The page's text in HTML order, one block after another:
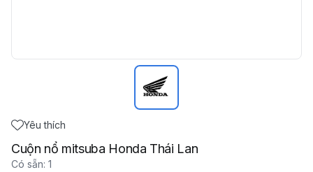
Yêu thích
Cuộn nổ mitsuba Honda Thái Lan
Có sẵn: 1